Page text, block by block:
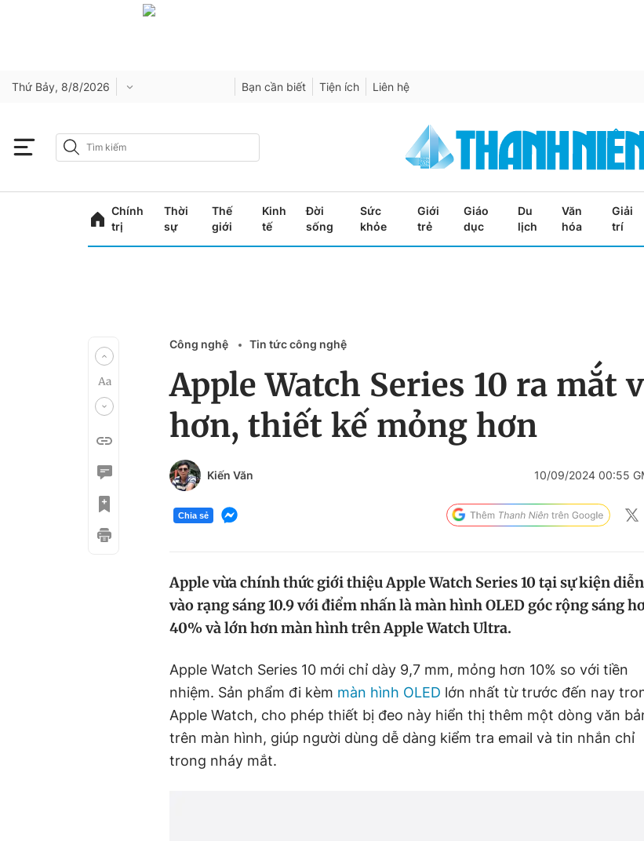
Thứ Bảy, 8/8/2026 Bạn cần biết Tiện ích Liên hệ
Chính
trị
Thời
sự
Thế
giới
Kinh
tế
Đời
sống
Sức
khỏe
Giới
trẻ
Giáo
dục
Du
lịch
Văn
hóa
Giải
trí
Công nghệ Tin tức công nghệ
Apple Watch Series 10 ra
hơn, thiết kế mỏng hơn
Kiến Văn 10/09/2024 00:55
Chia sẻ
Apple vừa chính thức giới thiệu Apple Watch Series 10 tại sự kiện
vào rạng sáng 10.9 với điểm nhấn là màn hình OLED góc rộng sáng
40% và lớn hơn màn hình trên Apple Watch Ultra.
Apple Watch Series 10 mới chỉ dày 9,7 mm, mỏng hơn 10% so với tiền
nhiệm. Sản phẩm đi kèm màn hình OLED lớn nhất từ trước đến nay
Apple Watch, cho phép thiết bị đeo này hiển thị thêm một dòng văn
trên màn hình, giúp người dùng dễ dàng kiểm tra email và tin nhắn chỉ
trong nháy mắt.